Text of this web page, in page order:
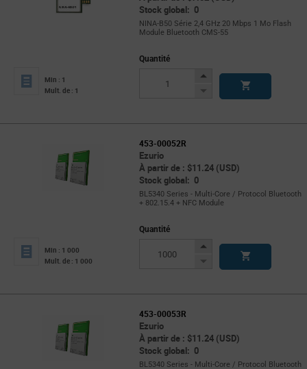
Stock global: 0
NINA-B50 Série 2,4 GHz 20 Mbps 1 Mo Flash
Module Bluetooth CMS-55
Min : 1
Mult. de : 1
Quantité
Increase
Decrease
453-00052R
Ezurio
À partir de : $11.24 (USD)
Stock global: 0
BL5340 Series - Multi-Core / Protocol Bluetooth
+ 802.15.4 + NFC Module
Min : 1 000
Mult. de : 1 000
Quantité
Increase
Decrease
453-00053R
Ezurio
À partir de : $11.24 (USD)
Stock global: 0
BL5340 Series - Multi-Core / Protocol Bluetooth